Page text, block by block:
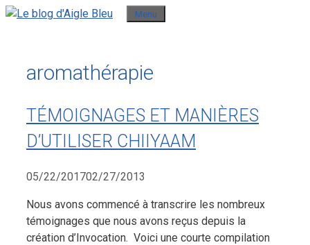
Aller
Menu
aromathérapie
TÉMOIGNAGES ET MANIÈRES
D’UTILISER CHIIYAAM
05/22/201702/27/2013
Nous avons commencé à transcrire les nombreux
témoignages que nous avons reçus depuis la
création d’Invocation. Voici une courte compilation